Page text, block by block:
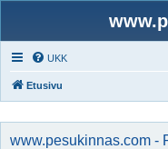
UKK
Etusivu
www.pesukinnas.com -